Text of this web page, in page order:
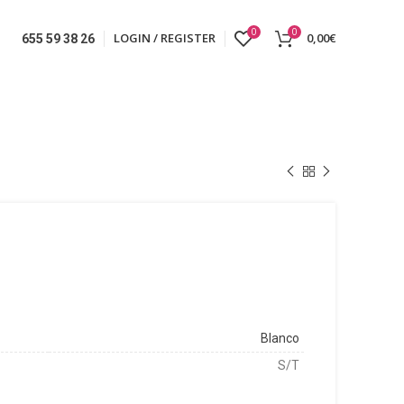
655 59 38 26 LOGIN / REGISTER 0 0 0,00€
Blanco
S/T